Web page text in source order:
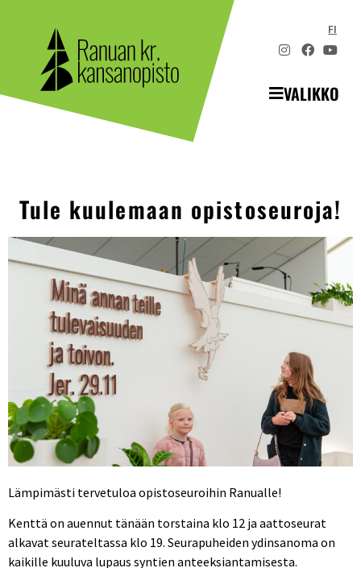
FI
VALIKKO
Tule kuulemaan opistoseuroja!
Lämpimästi tervetuloa opistoseuroihin Ranualle!
Kenttä on auennut tänään torstaina klo 12 ja aattoseurat
alkavat seurateltassa klo 19. Seurapuheiden ydinsanoma on
kaikille kuuluva lupaus syntien anteeksiantamisesta.